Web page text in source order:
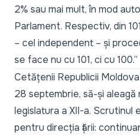
2% sau mai mult, în mod
Parlament. Respectiv, din
– cel independent – și
se face nu cu 101, ci cu 100.”
Cetățenii Republicii
28 septembrie, să-și aleagă
legislatura a XII-a. Scrutinul
pentru direcția țării: